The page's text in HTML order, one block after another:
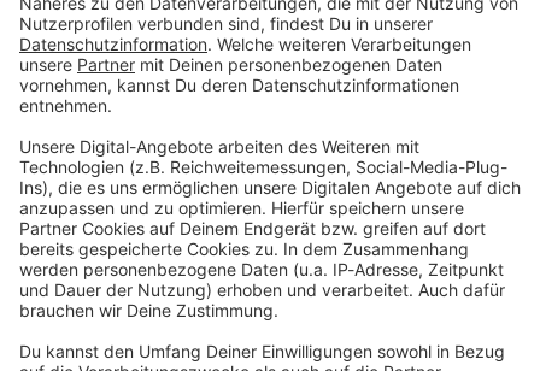
Du möchtest uns etwas sagen?
Studio Hotline
Kontaktformular
Sprachnachricht